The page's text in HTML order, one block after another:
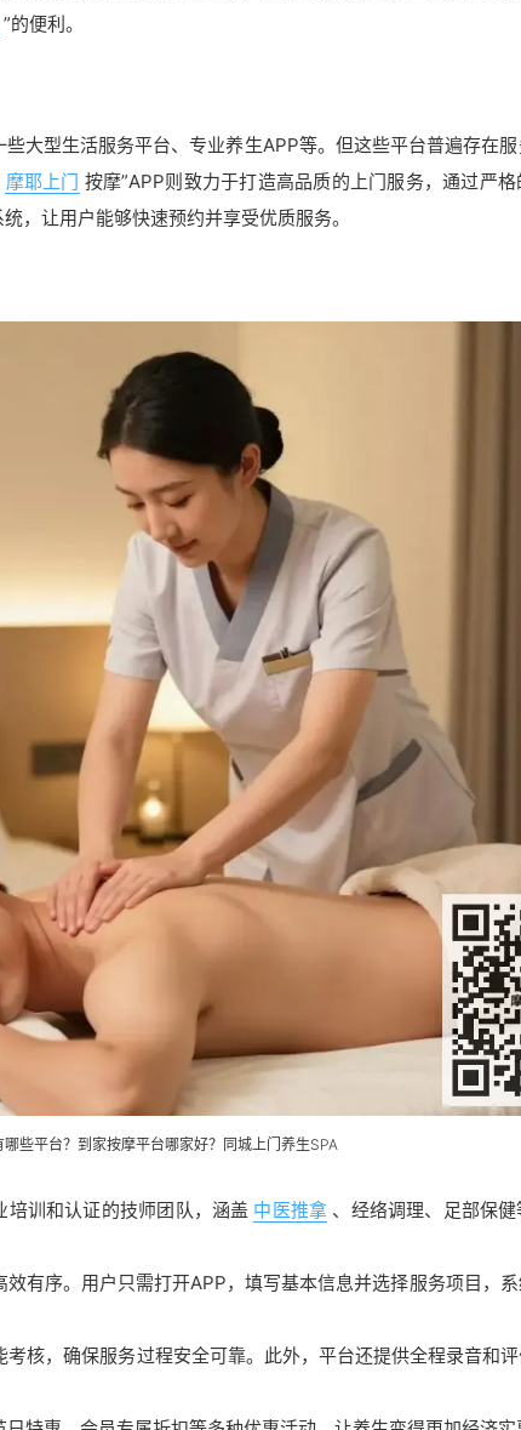
”的便利。
大型生活服务平台、专业养生APP等。但这些平台普遍存在服
摩耶上门 按摩”APP则致力于打造高品质的上门服务，通过严
，让用户能够快速预约并享受优质服务。
哪些平台？到家按摩平台哪家好？同城上门养生SPA
培训和认证的技师团队，涵盖 中医推拿 、经络调理、足部保
有序。用户只需打开APP，填写基本信息并选择服务项目，
核，确保服务过程安全可靠。此外，平台还提供全程录音和